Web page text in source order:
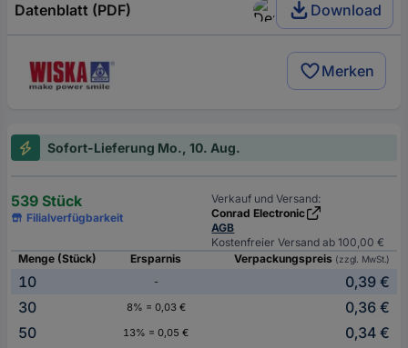
Datenblatt (PDF) Download
Merken
Sofort-Lieferung Mo., 10. Aug.
539 Stück
Filialverfügbarkeit
Verkauf und Versand:
Conrad Electronic
AGB
Kostenfreier Versand ab 100,00 €
Menge (Stück)
Ersparnis Verpackungspreis (zzgl. MwSt.)
10 -
0,39 €
30
8% = 0,03 €
0,36 €
50
13% = 0,05 €
0,34 €